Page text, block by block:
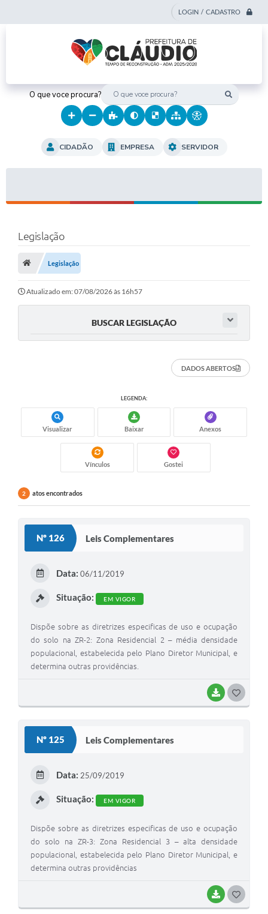
LOGIN / CADASTRO
O que voce procura?
CIDADÃO EMPRESA SERVIDOR
Legislação
Legislação
Atualizado em: 07/08/2026 às 16h57
BUSCAR LEGISLAÇÃO
DADOS ABERTOS
LEGENDA:
Visualizar Baixar Anexos
Vínculos Gostei
2 atos encontrados
Nº 126 Leis Complementares
BAIXAR
Data: 06/11/2019
Situação: EM VIGOR
Dispõe sobre as diretrizes especificas de uso e ocupação
do solo na ZR-2: Zona Residencial 2 – média densidade
populacional, estabelecida pelo Plano Diretor Municipal, e
determina outras providências.
Nº 125 Leis Complementares
BAIXAR
Data: 25/09/2019
Situação: EM VIGOR
Dispõe sobre as diretrizes especificas de uso e ocupação
do solo na ZR-3: Zona Residencial 3 – alta densidade
populacional, estabelecida pelo Plano Diretor Municipal, e
determina outras providências